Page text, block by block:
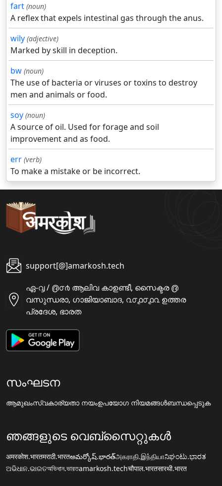
fart (noun)
A reflex that expels intestinal gas through the anus.
wily (adjective)
Marked by skill in deception.
bw (noun)
The use of bacteria or viruses or toxins to destroy
men and animals or food.
soy (noun)
A source of oil. Used for forage and soil
improvement and as food.
err (verb)
To make a mistake or be incorrect.
support[@]amarkosh.tech
ഏ-൮ / ൫൦൪ ആലിവ കാഉണ്ടീ, സൈക്ടര ൫
വസുന്ധരാ, ഗാജിയാബാദ, ൨൦൧൦൧൨ ഉത്തര
പ്രദേശ, ഭാരത
സംഘടന
ആമുഖംസ്വകാര്യതാ നയംഉപയോഗ നിയമങ്ങൾബന്ധപ്പെടുക
ഞങ്ങളുടെ വെബ്സൈറ്റുകൾ
अमरकोश.भारतमराठी.भारतఅమర్కోష్.భారత్அகராதி.இந்தியாನಿಘಂಟು.ಭಾರತ
ଅଭିଧାନ.ଭାରତঅভিধান.ভারতamarkosh.techचौपाल.भारतसारथी.भारत